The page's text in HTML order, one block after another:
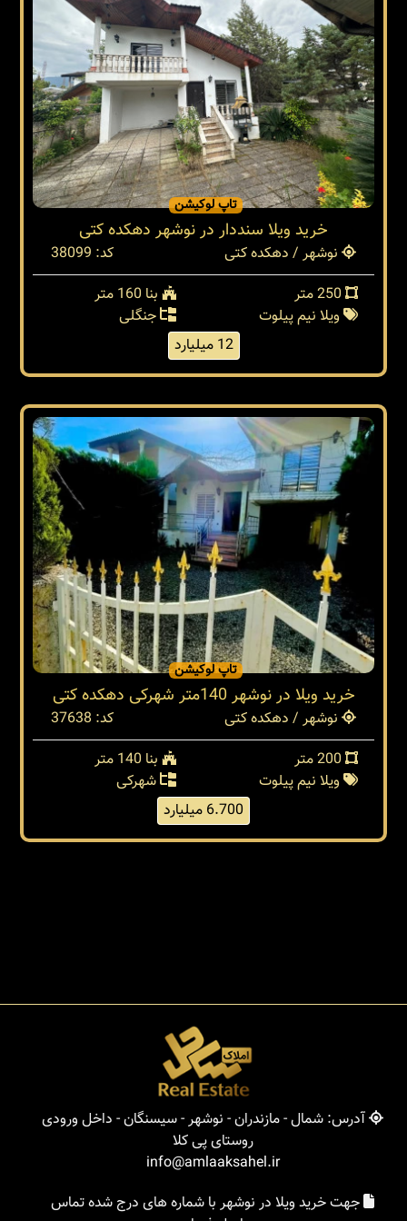
تاپ لوکیشن
خرید ویلا سنددار در نوشهر دهکده کتی
نوشهر / دهکده کتی
کد: 38099
بنا 160 متر
ویلا نیم پیلوت
جنگلی
12 میلیارد
تاپ لوکیشن
خرید ویلا در نوشهر 140متر شهرکی دهکده کتی
نوشهر / دهکده کتی
کد: 37638
بنا 140 متر
ویلا نیم پیلوت
شهرکی
6.700 میلیارد
آدرس: شمال - مازندران - نوشهر - سیسنگان - داخل ورودی
روستای پی کلا
info@amlaaksahel.ir
جهت خرید ویلا در نوشهر با شماره های درج شده تماس